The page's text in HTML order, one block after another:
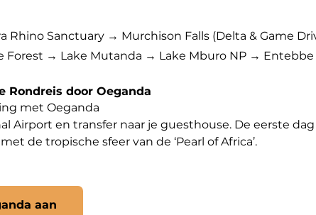
| Neushoorns & donderende watervallen
Je stopt bij het Ziwa Rhino Sanctuary voor
NP en bezoek je de Top of the Falls, waar de Nijl
& privé-bootsafari
naar giraffen, leeuwen, buffels en olifanten.
naar de voet van de watervallen, een van de
namiddag-safari
om zijn vogelleven en kans op de shoebill.
drive in het zachte namiddaglicht.
Rhino Sanctuary → Murchison Falls (Delta & Game
→ Lake Mutanda → Lake Mburo NP → Entebbe
Rondreis door Oeganda
met Oeganda
Airport en transfer naar je guesthouse. De eerste
de tropische sfeer van de ‘Pearl of Africa’.
Rhino Sanctuary, het enige gebied in Oeganda waar
deze imposante dieren te observeren.
aan